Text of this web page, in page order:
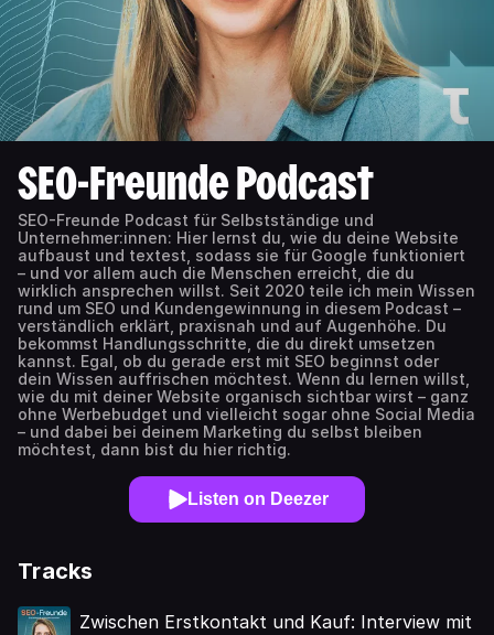
SEO-Freunde Podcast
SEO-Freunde Podcast für Selbstständige und
Unternehmer:innen: Hier lernst du, wie du deine Website
aufbaust und textest, sodass sie für Google funktioniert
– und vor allem auch die Menschen erreicht, die du
wirklich ansprechen willst. Seit 2020 teile ich mein Wissen
rund um SEO und Kundengewinnung in diesem Podcast –
verständlich erklärt, praxisnah und auf Augenhöhe. Du
bekommst Handlungsschritte, die du direkt umsetzen
kannst. Egal, ob du gerade erst mit SEO beginnst oder
dein Wissen auffrischen möchtest. Wenn du lernen willst,
wie du mit deiner Website organisch sichtbar wirst – ganz
ohne Werbebudget und vielleicht sogar ohne Social Media
– und dabei bei deinem Marketing du selbst bleiben
möchtest, dann bist du hier richtig.
Listen on Deezer
Tracks
Zwischen Erstkontakt und Kauf: Interview mit